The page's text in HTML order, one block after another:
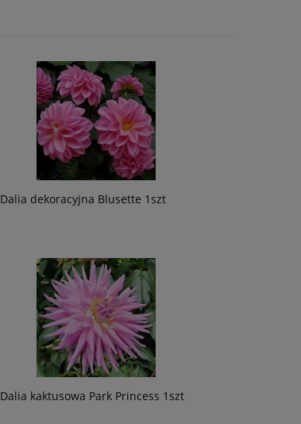
Dalia dekoracyjna Blusette 1szt
Dalia kaktusowa Park Princess 1szt